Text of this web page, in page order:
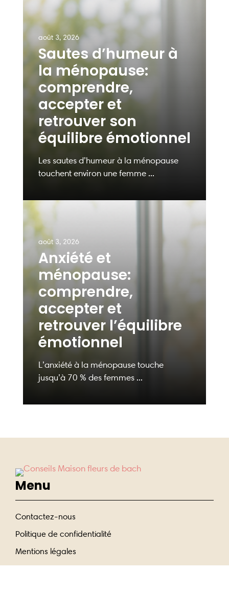
août 3, 2026
Sautes d’humeur à
la ménopause:
comprendre,
accepter et
retrouver son
équilibre émotionnel
Les sautes d’humeur à la ménopause
touchent environ une femme ...
août 3, 2026
Anxiété et
ménopause:
comprendre,
accepter et
retrouver l’équilibre
émotionnel
L’anxiété à la ménopause touche
jusqu’à 70 % des femmes ...
Menu
Contactez-nous
Politique de confidentialité
Mentions légales